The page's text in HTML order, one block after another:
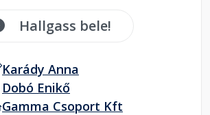
Hallgass bele!
Karády Anna
Dobó Enikő
Gamma Csoport Kft